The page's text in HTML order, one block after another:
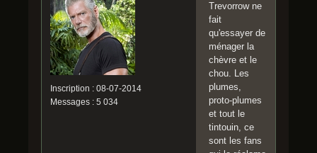
Inscription : 08-07-2014
Messages : 5 034
Trevorrow ne
fait
qu'essayer de
ménager la
chèvre et le
chou. Les
plumes,
proto-plumes
et tout le
tintouin, ce
sont les fans